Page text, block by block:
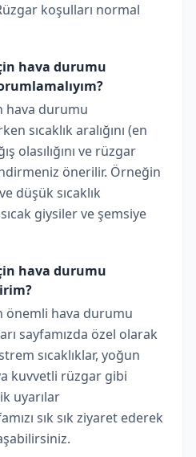
koşulları normal
hava durumu
hava durumu
sıcaklık aralığını (en
olasılığını ve rüzgar
önerilir. Örneğin
düşük sıcaklık
giysiler ve şemsiye
hava durumu
önemli hava durumu
sayfamızda özel olarak
sıcaklıklar, yoğun
kuvvetli rüzgar gibi
uyarılar
sık sık ziyaret ederek